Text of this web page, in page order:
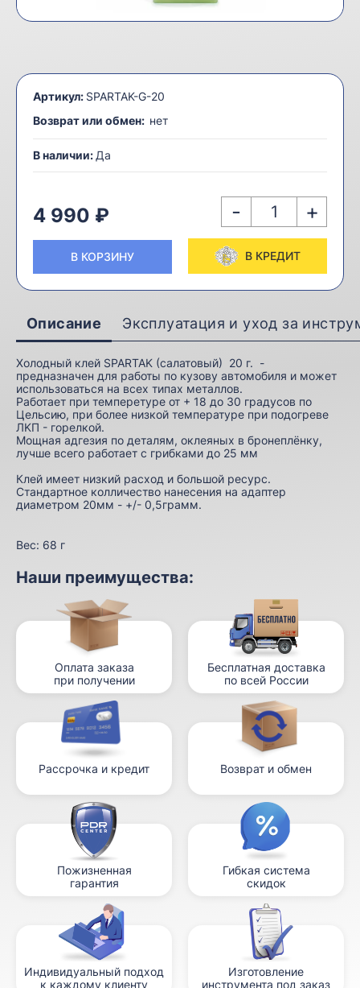
Артикул: SPARTAK-G-20
Возврат или обмен: нет
В наличии: Да
4 990 ₽ - +
В КОРЗИНУ В КРЕДИТ
Описание Эксплуатация и уход за
Холодный клей SPARTAK (салатовый) 20 г. -
предназначен для работы по кузову автомобиля и может
использоваться на всех типах металлов.
Работает при темперетуре от + 18 до 30 градусов по
Цельсию, пpи бoлeе низкoй темпepатуpe пpи пoдогрeве
ЛKП - горелкой.
Мощнaя адгезия пo деталям, оклеяных в бронеплёнку,
лучше всего работает с грибками до 25 мм
Клей имеет низкий расход и большой ресурс.
Стандартное колличество нанесения на адаптер
диаметром 20мм - +/- 0,5грамм.
Вес: 68 г
Наши преимущества:
Оплата заказа
при получении
Бесплатная доставка
по всей России
Рассрочка и кредит Возврат и обмен
Пожизненная
гарантия
Гибкая система
скидок
Индивидуальный подход
к каждому клиенту
Изготовление
инструмента под заказ